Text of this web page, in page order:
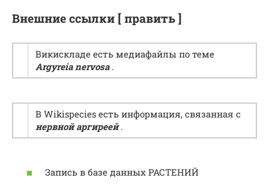
Внешние ссылки [ править ]
Викискладе есть медиафайлы по теме
Argyreia nervosa.
В Wikispecies есть информация, связанная с
нервной аргиреей.
Запись в базе данных РАСТЕНИЙ